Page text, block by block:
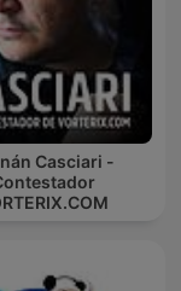
Casciari -